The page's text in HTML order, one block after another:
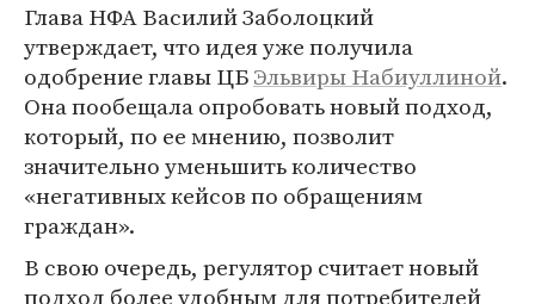
Глава НФА Василий Заболоцкий
утверждает, что идея уже получила
одобрение главы ЦБЭльвиры Набиуллиной.
Она пообещала опробовать новый подход,
который, по ее мнению, позволит
значительно уменьшить количество
«негативных кейсов по обращениям
граждан».
В свою очередь, регулятор считает новый
подход более удобным для потребителей